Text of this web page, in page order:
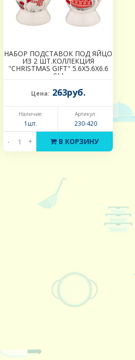
НАБОР ПОДСТАВОК ПОД ЯЙЦО
ИЗ 2 ШТ.КОЛЛЕКЦИЯ
"CHRISTMAS GIFT" 5.6X5.6X6.6
СМ
Цена: 263руб.
Наличие:
1шт.
Артикул:
230-420
- + В КОРЗИНУ